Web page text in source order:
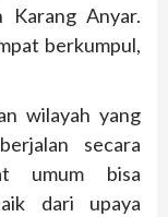
Karang Anyar.
berkumpul,
wilayah yang
secara
umum bisa
dari upaya